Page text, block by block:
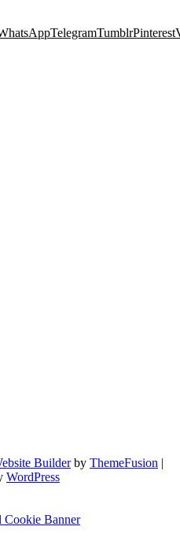
TelegramTumblrPinterest
Builderby ThemeFusion |
WordPress
Cookie Banner